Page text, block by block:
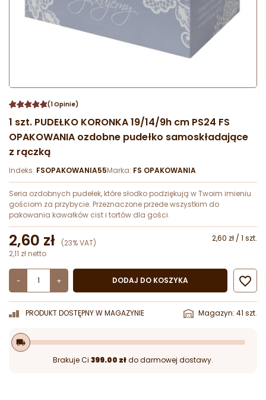
(1 Opinie)
1 szt. PUDEŁKO KORONKA 19/14/9h cm PS24 FS
OPAKOWANIA ozdobne pudełko samoskładające
z rączką
Indeks: FSOPAKOWANIA55Marka: FS OPAKOWANIA
Seria ozdobnych pudełek, które słodko podziękują w Twoim imieniu
gościom za przybycie. Przeznaczone przede wszystkim do
pakowania kawałków cist i tortów dla gości.
2,60 zł (23% VAT)
2,60 zł / 1 szt.
2,11 zł netto
- + DODAJ DO KOSZYKA 
PRODUKT DOSTĘPNY W MAGAZYNIE Magazyn: 41 szt.
local_shipping
Brakuje Ci 399.00 złdo darmowej dostawy.